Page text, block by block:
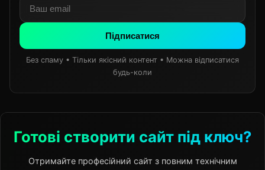
Підписатися
Без спаму • Тільки якісний контент • Можна відписатися
будь-коли
Готові створити сайт під ключ?
Отримайте професійний сайт з повним технічним